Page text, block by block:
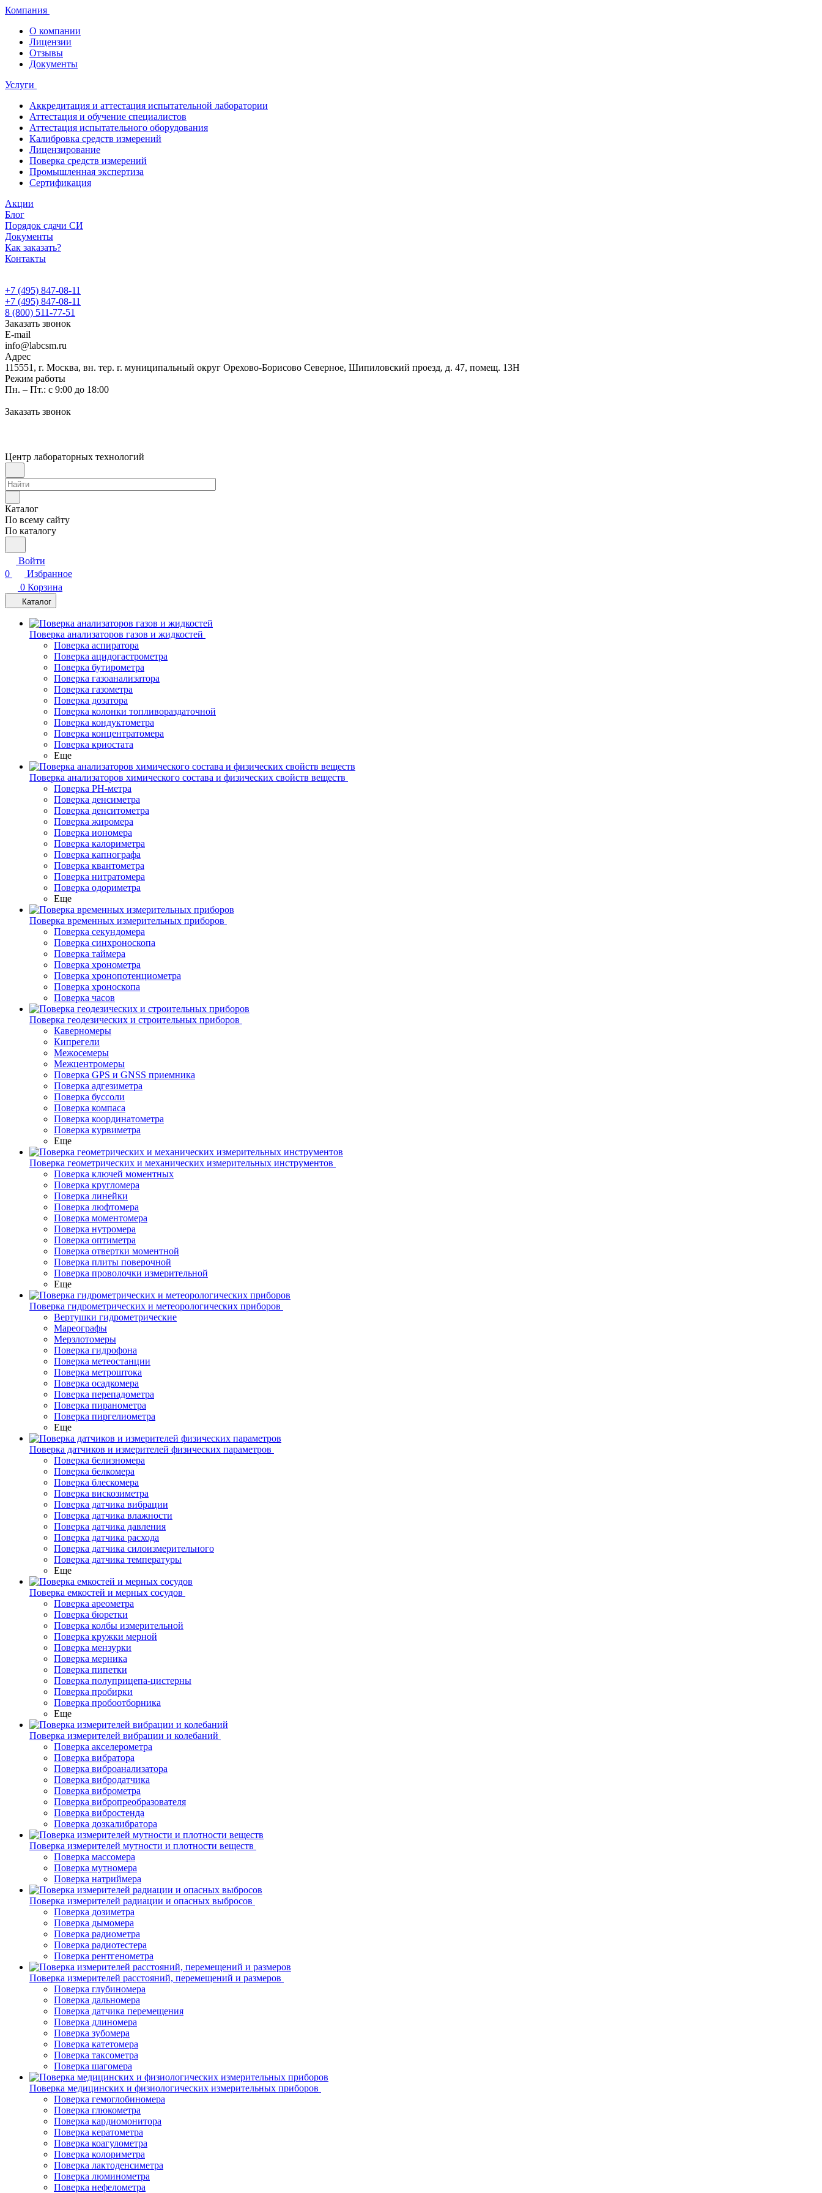
Компания
О компании
Лицензии
Отзывы
Документы
Услуги
Аккредитация и аттестация испытательной лаборатории
Аттестация и обучение специалистов
Аттестация испытательного оборудования
Калибровка средств измерений
Лицензирование
Поверка средств измерений
Промышленная экспертиза
Сертификация
Акции
Блог
Порядок сдачи СИ
Документы
Как заказать?
Контакты
+7 (495) 847-08-11
+7 (495) 847-08-11
8 (800) 511-77-51
Заказать звонок
E-mail
info@labcsm.ru
Адрес
115551, г. Москва, вн. тер. г. муниципальный округ Орехово-Борисово Северное, Шипиловский проезд, д. 47, помещ. 13Н
Режим работы
Пн. – Пт.: с 9:00 до 18:00
Заказать звонок
Центр лабораторных технологий
Каталог
По всему сайту
По каталогу
Войти
0
Избранное
0 Корзина
Каталог
Поверка анализаторов газов и жидкостей
Поверка аспиратора
Поверка ацидогастрометра
Поверка бутирометра
Поверка газоанализатора
Поверка газометра
Поверка дозатора
Поверка колонки топливораздаточной
Поверка кондуктометра
Поверка концентратомера
Поверка криостата
Еще
Поверка анализаторов химического состава и физических свойств веществ
Поверка PH-метра
Поверка денсиметра
Поверка денситометра
Поверка жиромера
Поверка иономера
Поверка калориметра
Поверка капнографа
Поверка квантометра
Поверка нитратомера
Поверка одориметра
Еще
Поверка временных измерительных приборов
Поверка секундомера
Поверка синхроноскопа
Поверка таймера
Поверка хронометра
Поверка хронопотенциометра
Поверка хроноскопа
Поверка часов
Поверка геодезических и строительных приборов
Каверномеры
Кипрегели
Межосемеры
Межцентромеры
Поверка GPS и GNSS приемника
Поверка адгезиметра
Поверка буссоли
Поверка компаса
Поверка координатометра
Поверка курвиметра
Еще
Поверка геометрических и механических измерительных инструментов
Поверка ключей моментных
Поверка кругломера
Поверка линейки
Поверка люфтомера
Поверка моментомера
Поверка нутромера
Поверка оптиметра
Поверка отвертки моментной
Поверка плиты поверочной
Поверка проволочки измерительной
Еще
Поверка гидрометрических и метеорологических приборов
Вертушки гидрометрические
Мареографы
Мерзлотомеры
Поверка гидрофона
Поверка метеостанции
Поверка метроштока
Поверка осадкомера
Поверка перепадометра
Поверка пиранометра
Поверка пиргелиометра
Еще
Поверка датчиков и измерителей физических параметров
Поверка белизномера
Поверка белкомера
Поверка блескомера
Поверка вискозиметра
Поверка датчика вибрации
Поверка датчика влажности
Поверка датчика давления
Поверка датчика расхода
Поверка датчика силоизмерительного
Поверка датчика температуры
Еще
Поверка емкостей и мерных сосудов
Поверка ареометра
Поверка бюретки
Поверка колбы измерительной
Поверка кружки мерной
Поверка мензурки
Поверка мерника
Поверка пипетки
Поверка полуприцепа-цистерны
Поверка пробирки
Поверка пробоотборника
Еще
Поверка измерителей вибрации и колебаний
Поверка акселерометра
Поверка вибратора
Поверка виброанализатора
Поверка вибродатчика
Поверка виброметра
Поверка вибропреобразователя
Поверка вибростенда
Поверка дозкалибратора
Поверка измерителей мутности и плотности веществ
Поверка массомера
Поверка мутномера
Поверка натриймера
Поверка измерителей радиации и опасных выбросов
Поверка дозиметра
Поверка дымомера
Поверка радиометра
Поверка радиотестера
Поверка рентгенометра
Поверка измерителей расстояний, перемещений и размеров
Поверка глубиномера
Поверка дальномера
Поверка датчика перемещения
Поверка длиномера
Поверка зубомера
Поверка катетомера
Поверка таксометра
Поверка шагомера
Поверка медицинских и физиологических измерительных приборов
Поверка гемоглобиномера
Поверка глюкометра
Поверка кардиомонитора
Поверка кератометра
Поверка коагулометра
Поверка колориметра
Поверка лактоденсиметра
Поверка люминометра
Поверка нефелометра